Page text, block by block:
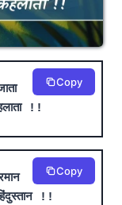
!!
Copy
!!
Copy